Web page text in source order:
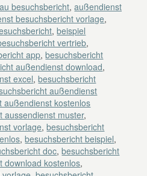
besuchsbericht,außendienst
besuchsbericht vorlage,
,beispiel
vertrieb,
app,besuchsbericht
außendienst download,
excel,besuchsbericht
außendienst
außendienst kostenlos
aussendienst muster,
vorlage,besuchsbericht
,besuchsbericht beispiel,
doc,besuchsbericht
download kostenlos,